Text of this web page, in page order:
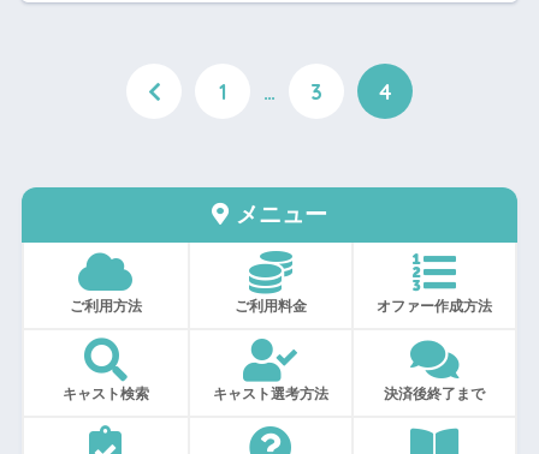
1 … 3 4
メニュー
ご利用方法 ご利用料金 オファー作成方法
キャスト検索 キャスト選考方法 決済後終了まで